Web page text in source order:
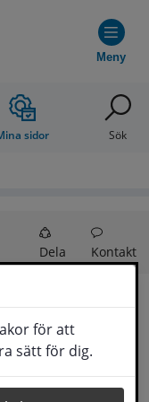
för att
sätt för dig.
Meny
sidor Sök
Dela Kontakt
det bli aktuellt